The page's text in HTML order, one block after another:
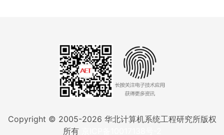
Copyright © 2005-2026 华北计算机系统工程研究所版权
所有